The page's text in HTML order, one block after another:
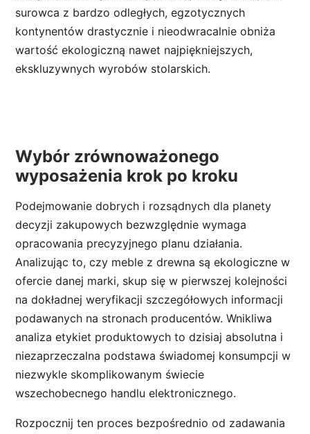
surowca z bardzo odległych, egzotycznych
kontynentów drastycznie i nieodwracalnie obniża
wartość ekologiczną nawet najpiękniejszych,
ekskluzywnych wyrobów stolarskich.
Wybór zrównoważonego
wyposażenia krok po kroku
Podejmowanie dobrych i rozsądnych dla planety
decyzji zakupowych bezwzględnie wymaga
opracowania precyzyjnego planu działania.
Analizując to, czy meble z drewna są ekologiczne w
ofercie danej marki, skup się w pierwszej kolejności
na dokładnej weryfikacji szczegółowych informacji
podawanych na stronach producentów. Wnikliwa
analiza etykiet produktowych to dzisiaj absolutna i
niezaprzeczalna podstawa świadomej konsumpcji w
niezwykle skomplikowanym świecie
wszechobecnego handlu elektronicznego.
Rozpocznij ten proces bezpośrednio od zadawania